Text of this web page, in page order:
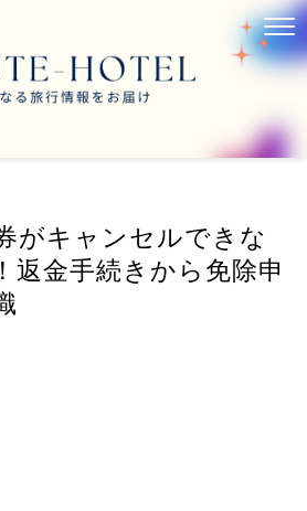
がキャンセルできな
返金手続きから免除申